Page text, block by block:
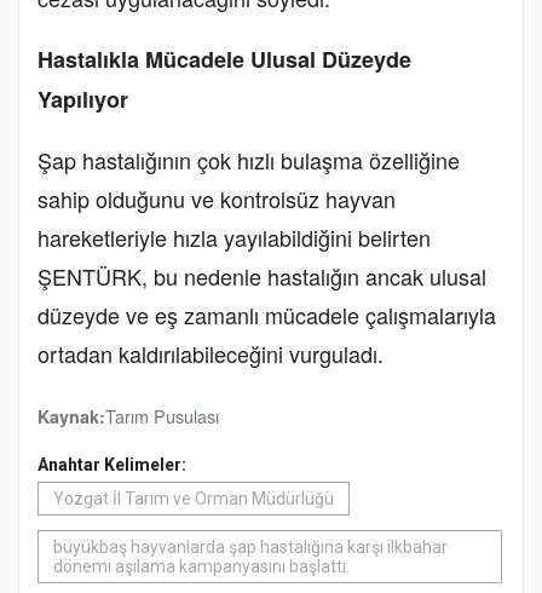
Hastalıkla Mücadele Ulusal Düzeyde
Yapılıyor
Şap hastalığının çok hızlı bulaşma özelliğine
sahip olduğunu ve kontrolsüz hayvan
hareketleriyle hızla yayılabildiğini belirten
ŞENTÜRK, bu nedenle hastalığın ancak ulusal
düzeyde ve eş zamanlı mücadele çalışmalarıyla
ortadan kaldırılabileceğini vurguladı.
Kaynak:Tarım Pusulası
Anahtar Kelimeler:
Yozgat İl Tarım ve Orman Müdürlüğü
büyükbaş hayvanlarda şap hastalığına karşı ilkbahar
dönemi aşılama kampanyasını başlattı.